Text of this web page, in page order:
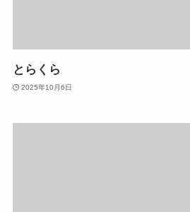
とらくら
2025年10月6日